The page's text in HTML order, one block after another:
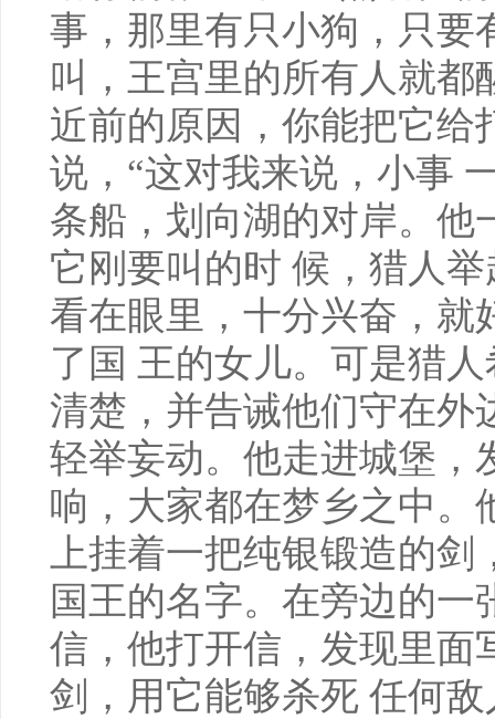
事，那里有只小狗，只要
叫，王宫里的所有人就都
近前的原因，你能把它给
说，“这对我来说，小事
条船，划向湖的对岸。他
它刚要叫的时 候，猎人
看在眼里，十分兴奋，就
了国 王的女儿。可是猎
清楚，并告诫他们守在外
轻举妄动。他走进城堡，
响，大家都在梦乡之中。
上挂着一把纯银锻造的剑
国王的名字。在旁边的
信，他打开信，发现里面
剑，用它能够杀死 任何